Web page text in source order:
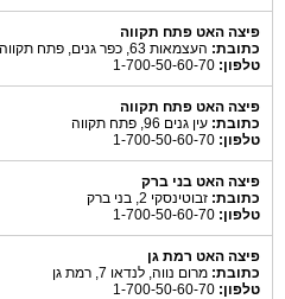
פיצה האט פתח תקווה
כתובת: העצמאות 63, כפר גנים, פתח תקווה
טלפון:
פיצה האט פתח תקווה
כתובת: עין גנים 96, פתח תקווה
טלפון:
פיצה האט בני ברק
כתובת: זבוטינסקי 2, בני ברק
טלפון:
פיצה האט רמת גן
כתובת: מרום נווה, לנדאו 7, רמת גן
טלפון: